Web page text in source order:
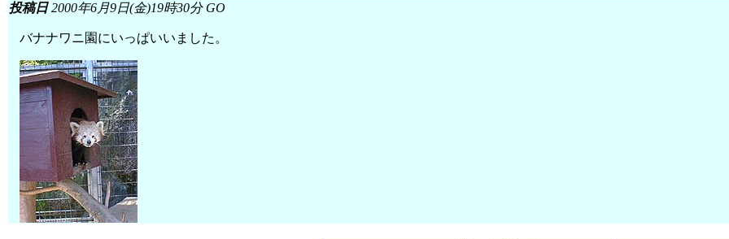
投稿日2000年6月9日(金)19時30分 GO
バナナワニ園にいっぱいいました。